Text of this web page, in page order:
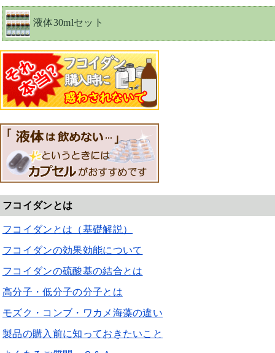
液体30mlセット
フコイダンとは
フコイダンとは（基礎解説）
フコイダンの効果効能について
フコイダンの硫酸基の結合とは
高分子・低分子の分子とは
モズク・コンブ・ワカメ海藻の違い
製品の購入前に知っておきたいこと